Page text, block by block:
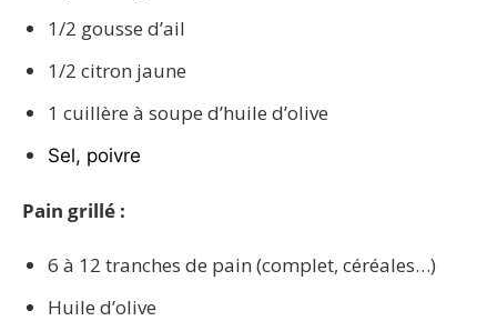
1/2 gousse d’ail
1/2 citron jaune
1 cuillère à soupe d’huile d’olive
Sel, poivre
Pain grillé :
6 à 12 tranches de pain (complet, céréales…)
Huile d’olive